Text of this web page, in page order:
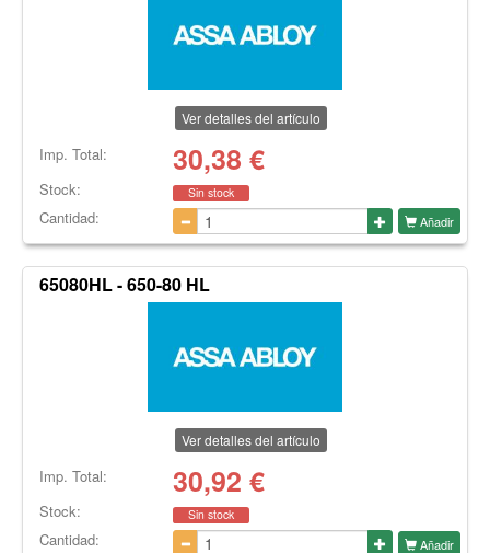
Ver detalles del artículo
Imp. Total: 30,38 €
Stock: Sin stock
Cantidad: Añadir
65080HL - 650-80 HL
Ver detalles del artículo
Imp. Total: 30,92 €
Stock: Sin stock
Cantidad: Añadir